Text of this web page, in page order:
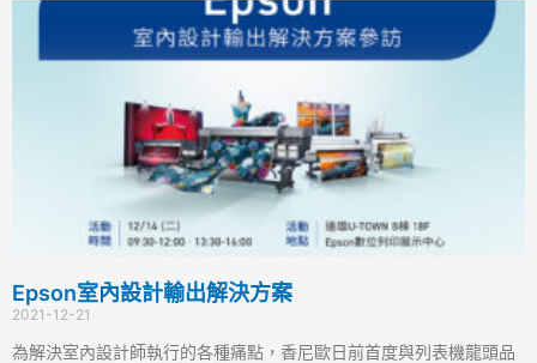
Epson室內設計輸出解決方案
2021-12-21
為解決室內設計師執行的各種痛點，香尼歐日前首度與列表機龍頭品